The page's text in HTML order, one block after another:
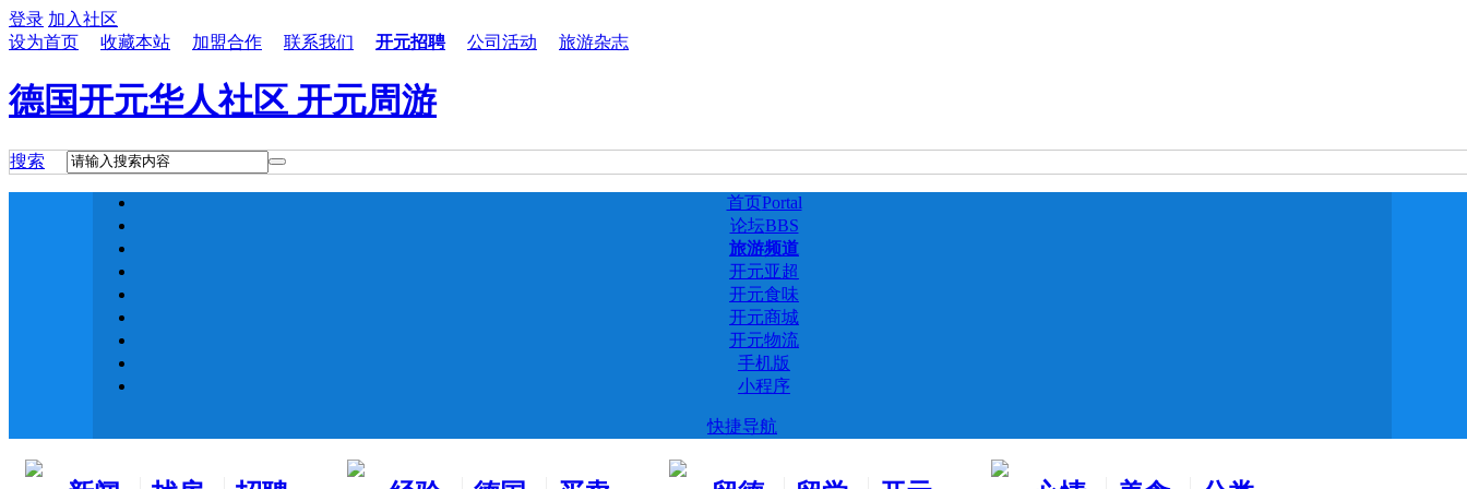
登录 加入社区
设为首页
收藏本站 加盟合作 联系我们 开元招聘 公司活动 旅游杂志
德国开元华人社区 开元周游
搜索
首页Portal
论坛BBS
旅游频道
开元亚超
开元食味
开元商城
开元物流
手机版
小程序
快捷导航